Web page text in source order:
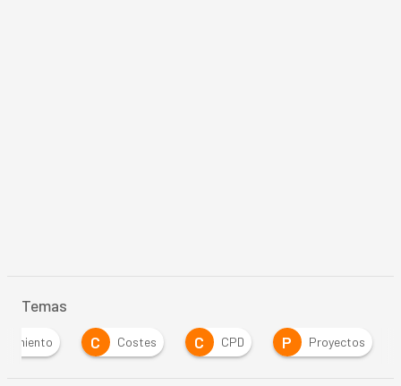
Temas
C Costes C CPD P Proyectos